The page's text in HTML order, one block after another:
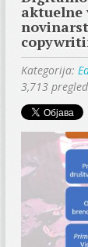
aktuelne
Kategorija:
3,713